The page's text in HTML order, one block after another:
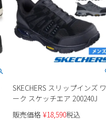
SKECHERS スリップインズ ワ
ーク スケッチエア 200240J
販売価格 ¥18,590税込